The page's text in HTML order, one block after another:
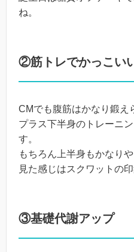
ね。
②筋トレでかっこい
CMでも腹筋はかなり鍛え
プラス下半身のトレーニ
す。
もちろん上半身もかなりや
見た感じはスクワットの
③基礎代謝アップ